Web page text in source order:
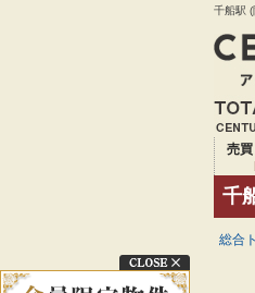
千船駅
売
千
総合